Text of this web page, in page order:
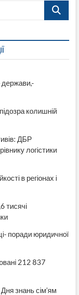
Поиск…
держави,-
колишній
ДБР
логістики
в регіонах і
тисячі
поради юридичної
212 837
знань сім’ям